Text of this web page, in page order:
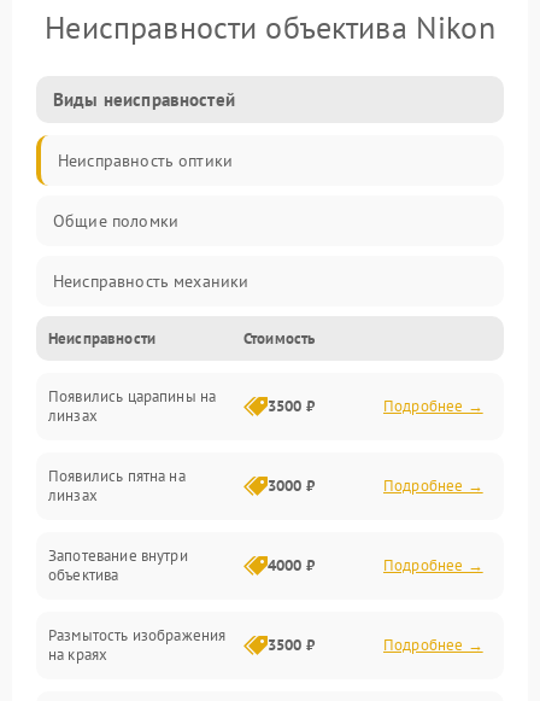
Неисправности объектива Nikon
Виды неисправностей
Неисправность оптики
Общие поломки
Неисправность механики
Неисправность электроники (если объектив с мотором/
Прочие неисправности
Неисправности Стоимость
Появились царапины на
линзах
3500 ₽ Подробнее →
Появились пятна на
линзах
3000 ₽ Подробнее →
Запотевание внутри
объектива
4000 ₽ Подробнее →
Размытость изображения
на краях
3500 ₽ Подробнее →